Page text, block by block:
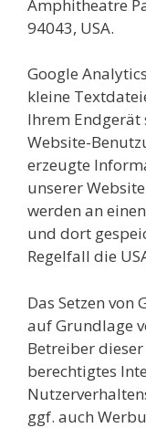
Amphitheatre
94043, USA.
Google
kleine
Ihrem Endgerät
Website-
erzeugte
unserer Website
werden an
und dort
Regelfall die
Das Setzen von
auf Grundlage
Betreiber
berechtigtes
ggf. auch